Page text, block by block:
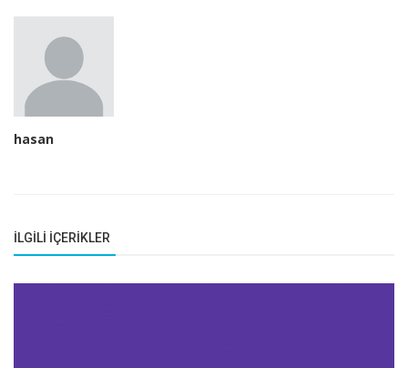
hasan
İLGILI İÇERIKLER